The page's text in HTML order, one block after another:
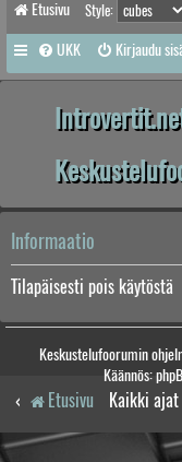
Etusivu Style:
UKK Kirjaudu
Informaatio
Tilapäisesti pois käytöstä
Keskustelufoorumin
Käännös:
Etusivu Kaikki